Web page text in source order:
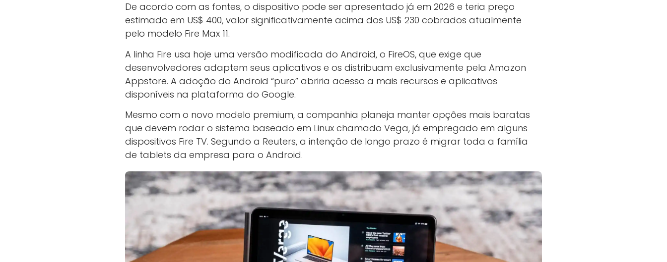
De acordo com as fontes, o dispositivo pode ser apresentado já em 2026 e teria preço
estimado em US$ 400, valor significativamente acima dos US$ 230 cobrados atualmente
pelo modelo Fire Max 11.
A linha Fire usa hoje uma versão modificada do Android, o FireOS, que exige que
desenvolvedores adaptem seus aplicativos e os distribuam exclusivamente pela Amazon
Appstore. A adoção do Android “puro” abriria acesso a mais recursos e aplicativos
disponíveis na plataforma do Google.
Mesmo com o novo modelo premium, a companhia planeja manter opções mais baratas
que devem rodar o sistema baseado em Linux chamado Vega, já empregado em alguns
dispositivos Fire TV. Segundo a Reuters, a intenção de longo prazo é migrar toda a família
de tablets da empresa para o Android.